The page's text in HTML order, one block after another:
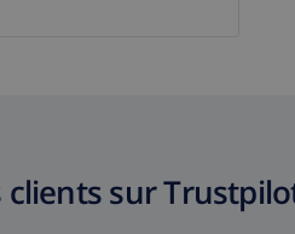
clients sur